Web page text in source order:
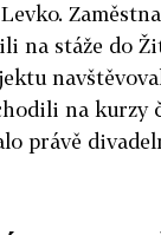
na stáže do
na kurzy
právě